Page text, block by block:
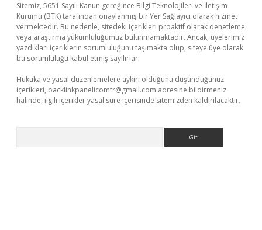
Sitemiz, 5651 Sayılı Kanun gereğince Bilgi Teknolojileri ve İletişim
Kurumu (BTK) tarafından onaylanmış bir Yer Sağlayıcı olarak hizmet
vermektedir. Bu nedenle, sitedeki içerikleri proaktif olarak denetleme
veya araştırma yükümlülüğümüz bulunmamaktadır. Ancak, üyelerimiz
yazdıkları içeriklerin sorumluluğunu taşımakta olup, siteye üye olarak
bu sorumluluğu kabul etmiş sayılırlar.
Hukuka ve yasal düzenlemelere aykırı olduğunu düşündüğünüz
içerikleri, backlinkpanelicomtr@gmail.com adresine bildirmeniz
halinde, ilgili içerikler yasal süre içerisinde sitemizden kaldırılacaktır.